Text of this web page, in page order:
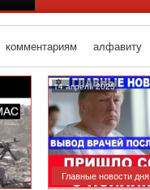
комментариям алфавиту
14 апрель 2025
Главные новости дня